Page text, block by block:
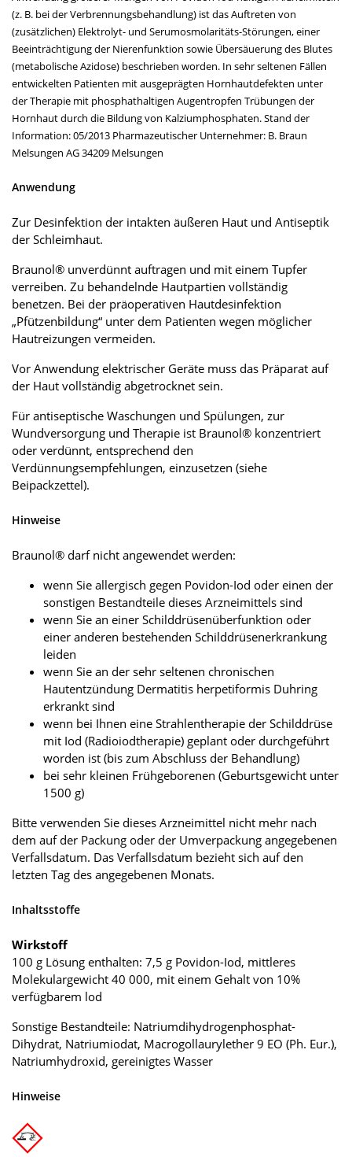
(z. B. bei der Verbrennungsbehandlung) ist das Auftreten von
(zusätzlichen) Elektrolyt- und Serumosmolaritäts-Störungen, einer
Beeinträchtigung der Nierenfunktion sowie Übersäuerung des Blutes
(metabolische Azidose) beschrieben worden. In sehr seltenen Fällen
entwickelten Patienten mit ausgeprägten Hornhautdefekten unter
der Therapie mit phosphathaltigen Augentropfen Trübungen der
Hornhaut durch die Bildung von Kalziumphosphaten. Stand der
Information: 05/2013 Pharmazeutischer Unternehmer: B. Braun
Melsungen AG 34209 Melsungen
Anwendung
Zur Desinfektion der intakten äußeren Haut und Antiseptik
der Schleimhaut.
Braunol® unverdünnt auftragen und mit einem Tupfer
verreiben. Zu behandelnde Hautpartien vollständig
benetzen. Bei der präoperativen Hautdesinfektion
„Pfützenbildung“ unter dem Patienten wegen möglicher
Hautreizungen vermeiden.
Vor Anwendung elektrischer Geräte muss das Präparat auf
der Haut vollständig abgetrocknet sein.
Für antiseptische Waschungen und Spülungen, zur
Wundversorgung und Therapie ist Braunol® konzentriert
oder verdünnt, entsprechend den
Verdünnungsempfehlungen, einzusetzen (siehe
Beipackzettel).
Hinweise
Braunol® darf nicht angewendet werden:
wenn Sie allergisch gegen Povidon-Iod oder einen der
sonstigen Bestandteile dieses Arzneimittels sind
wenn Sie an einer Schilddrüsenüberfunktion oder
einer anderen bestehenden Schilddrüsenerkrankung
leiden
wenn Sie an der sehr seltenen chronischen
Hautentzündung Dermatitis herpetiformis Duhring
erkrankt sind
wenn bei Ihnen eine Strahlentherapie der Schilddrüse
mit Iod (Radioiodtherapie) geplant oder durchgeführt
worden ist (bis zum Abschluss der Behandlung)
bei sehr kleinen Frühgeborenen (Geburtsgewicht unter
1500 g)
Bitte verwenden Sie dieses Arzneimittel nicht mehr nach
dem auf der Packung oder der Umverpackung angegebenen
Verfallsdatum. Das Verfallsdatum bezieht sich auf den
letzten Tag des angegebenen Monats.
Inhaltsstoffe
Wirkstoff
100 g Lösung enthalten: 7,5 g Povidon-Iod, mittleres
Molekulargewicht 40 000, mit einem Gehalt von 10%
verfügbarem lod
Sonstige Bestandteile: Natriumdihydrogenphosphat-
Dihydrat, Natriumiodat, Macrogollaurylether 9 EO (Ph. Eur.),
Natriumhydroxid, gereinigtes Wasser
Hinweise